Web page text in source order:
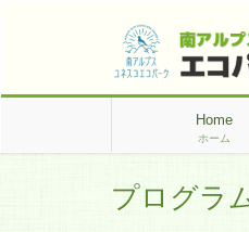
Home
ホーム
プログラ